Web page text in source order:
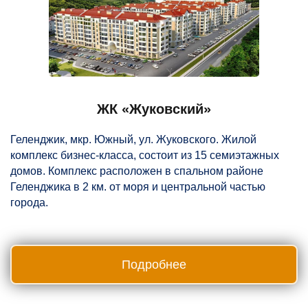
ЖК «Жуковский»
Геленджик, мкр. Южный, ул. Жуковского. Жилой
комплекс бизнес-класса, состоит из 15 семиэтажных
домов. Комплекс расположен в спальном районе
Геленджика в 2 км. от моря и центральной частью
города.
Подробнее